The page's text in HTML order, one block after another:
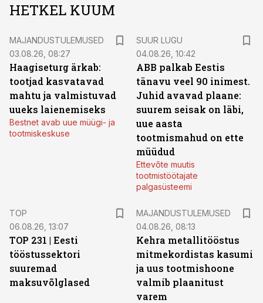
HETKEL KUUM
MAJANDUSTULEMUSED
03.08.26, 08:27
Haagiseturg ärkab:
tootjad kasvatavad
mahtu ja valmistuvad
uueks laienemiseks
Bestnet avab uue müügi- ja
tootmiskeskuse
SUUR LUGU
04.08.26, 10:42
ABB palkab Eestis
tänavu veel 90 inimest.
Juhid avavad plaane:
suurem seisak on läbi,
uue aasta
tootmismahud on ette
müüdud
Ettevõte muutis
tootmistöötajate
palgasüsteemi
TOP
06.08.26, 13:07
TOP 231 | Eesti
tööstussektori
suuremad
maksuvõlglased
MAJANDUSTULEMUSED
04.08.26, 08:13
Kehra metallitööstus
mitmekordistas kasumi
ja uus tootmishoone
valmib plaanitust
varem